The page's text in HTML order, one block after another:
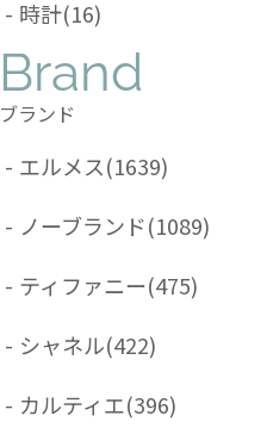
- 時計(16)
Brand
ブランド
- エルメス(1639)
- ノーブランド(1089)
- ティファニー(475)
- シャネル(422)
- カルティエ(396)